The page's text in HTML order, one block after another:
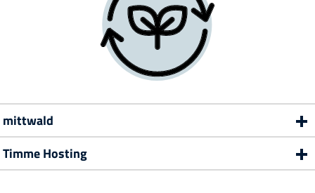
mittwald
Timme Hosting